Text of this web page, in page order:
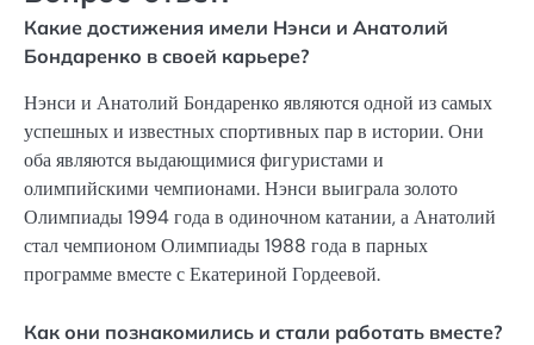
Какие достижения имели Нэнси и Анатолий
Бондаренко в своей карьере?
Нэнси и Анатолий Бондаренко являются одной из самых
успешных и известных спортивных пар в истории. Они
оба являются выдающимися фигуристами и
олимпийскими чемпионами. Нэнси выиграла золото
Олимпиады 1994 года в одиночном катании, а Анатолий
стал чемпионом Олимпиады 1988 года в парных
программе вместе с Екатериной Гордеевой.
Как они познакомились и стали работать вместе?